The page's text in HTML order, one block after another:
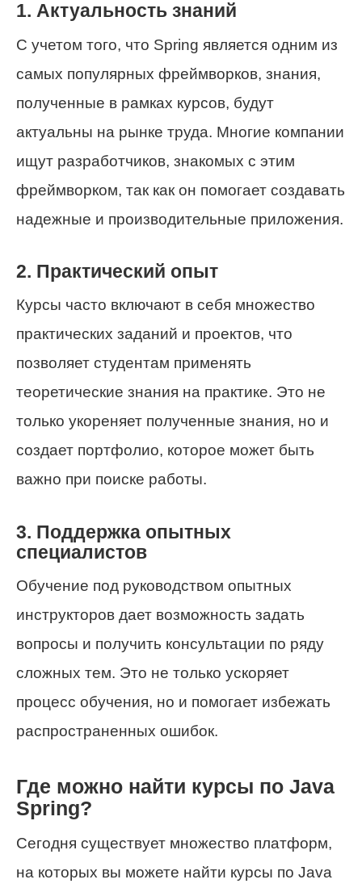
1. Актуальность знаний
С учетом того, что Spring является одним из
самых популярных фреймворков, знания,
полученные в рамках курсов, будут
актуальны на рынке труда. Многие компании
ищут разработчиков, знакомых с этим
фреймворком, так как он помогает создавать
надежные и производительные приложения.
2. Практический опыт
Курсы часто включают в себя множество
практических заданий и проектов, что
позволяет студентам применять
теоретические знания на практике. Это не
только укореняет полученные знания, но и
создает портфолио, которое может быть
важно при поиске работы.
3. Поддержка опытных
специалистов
Обучение под руководством опытных
инструкторов дает возможность задать
вопросы и получить консультации по ряду
сложных тем. Это не только ускоряет
процесс обучения, но и помогает избежать
распространенных ошибок.
Где можно найти курсы по Java
Spring?
Сегодня существует множество платформ,
на которых вы можете найти курсы по Java